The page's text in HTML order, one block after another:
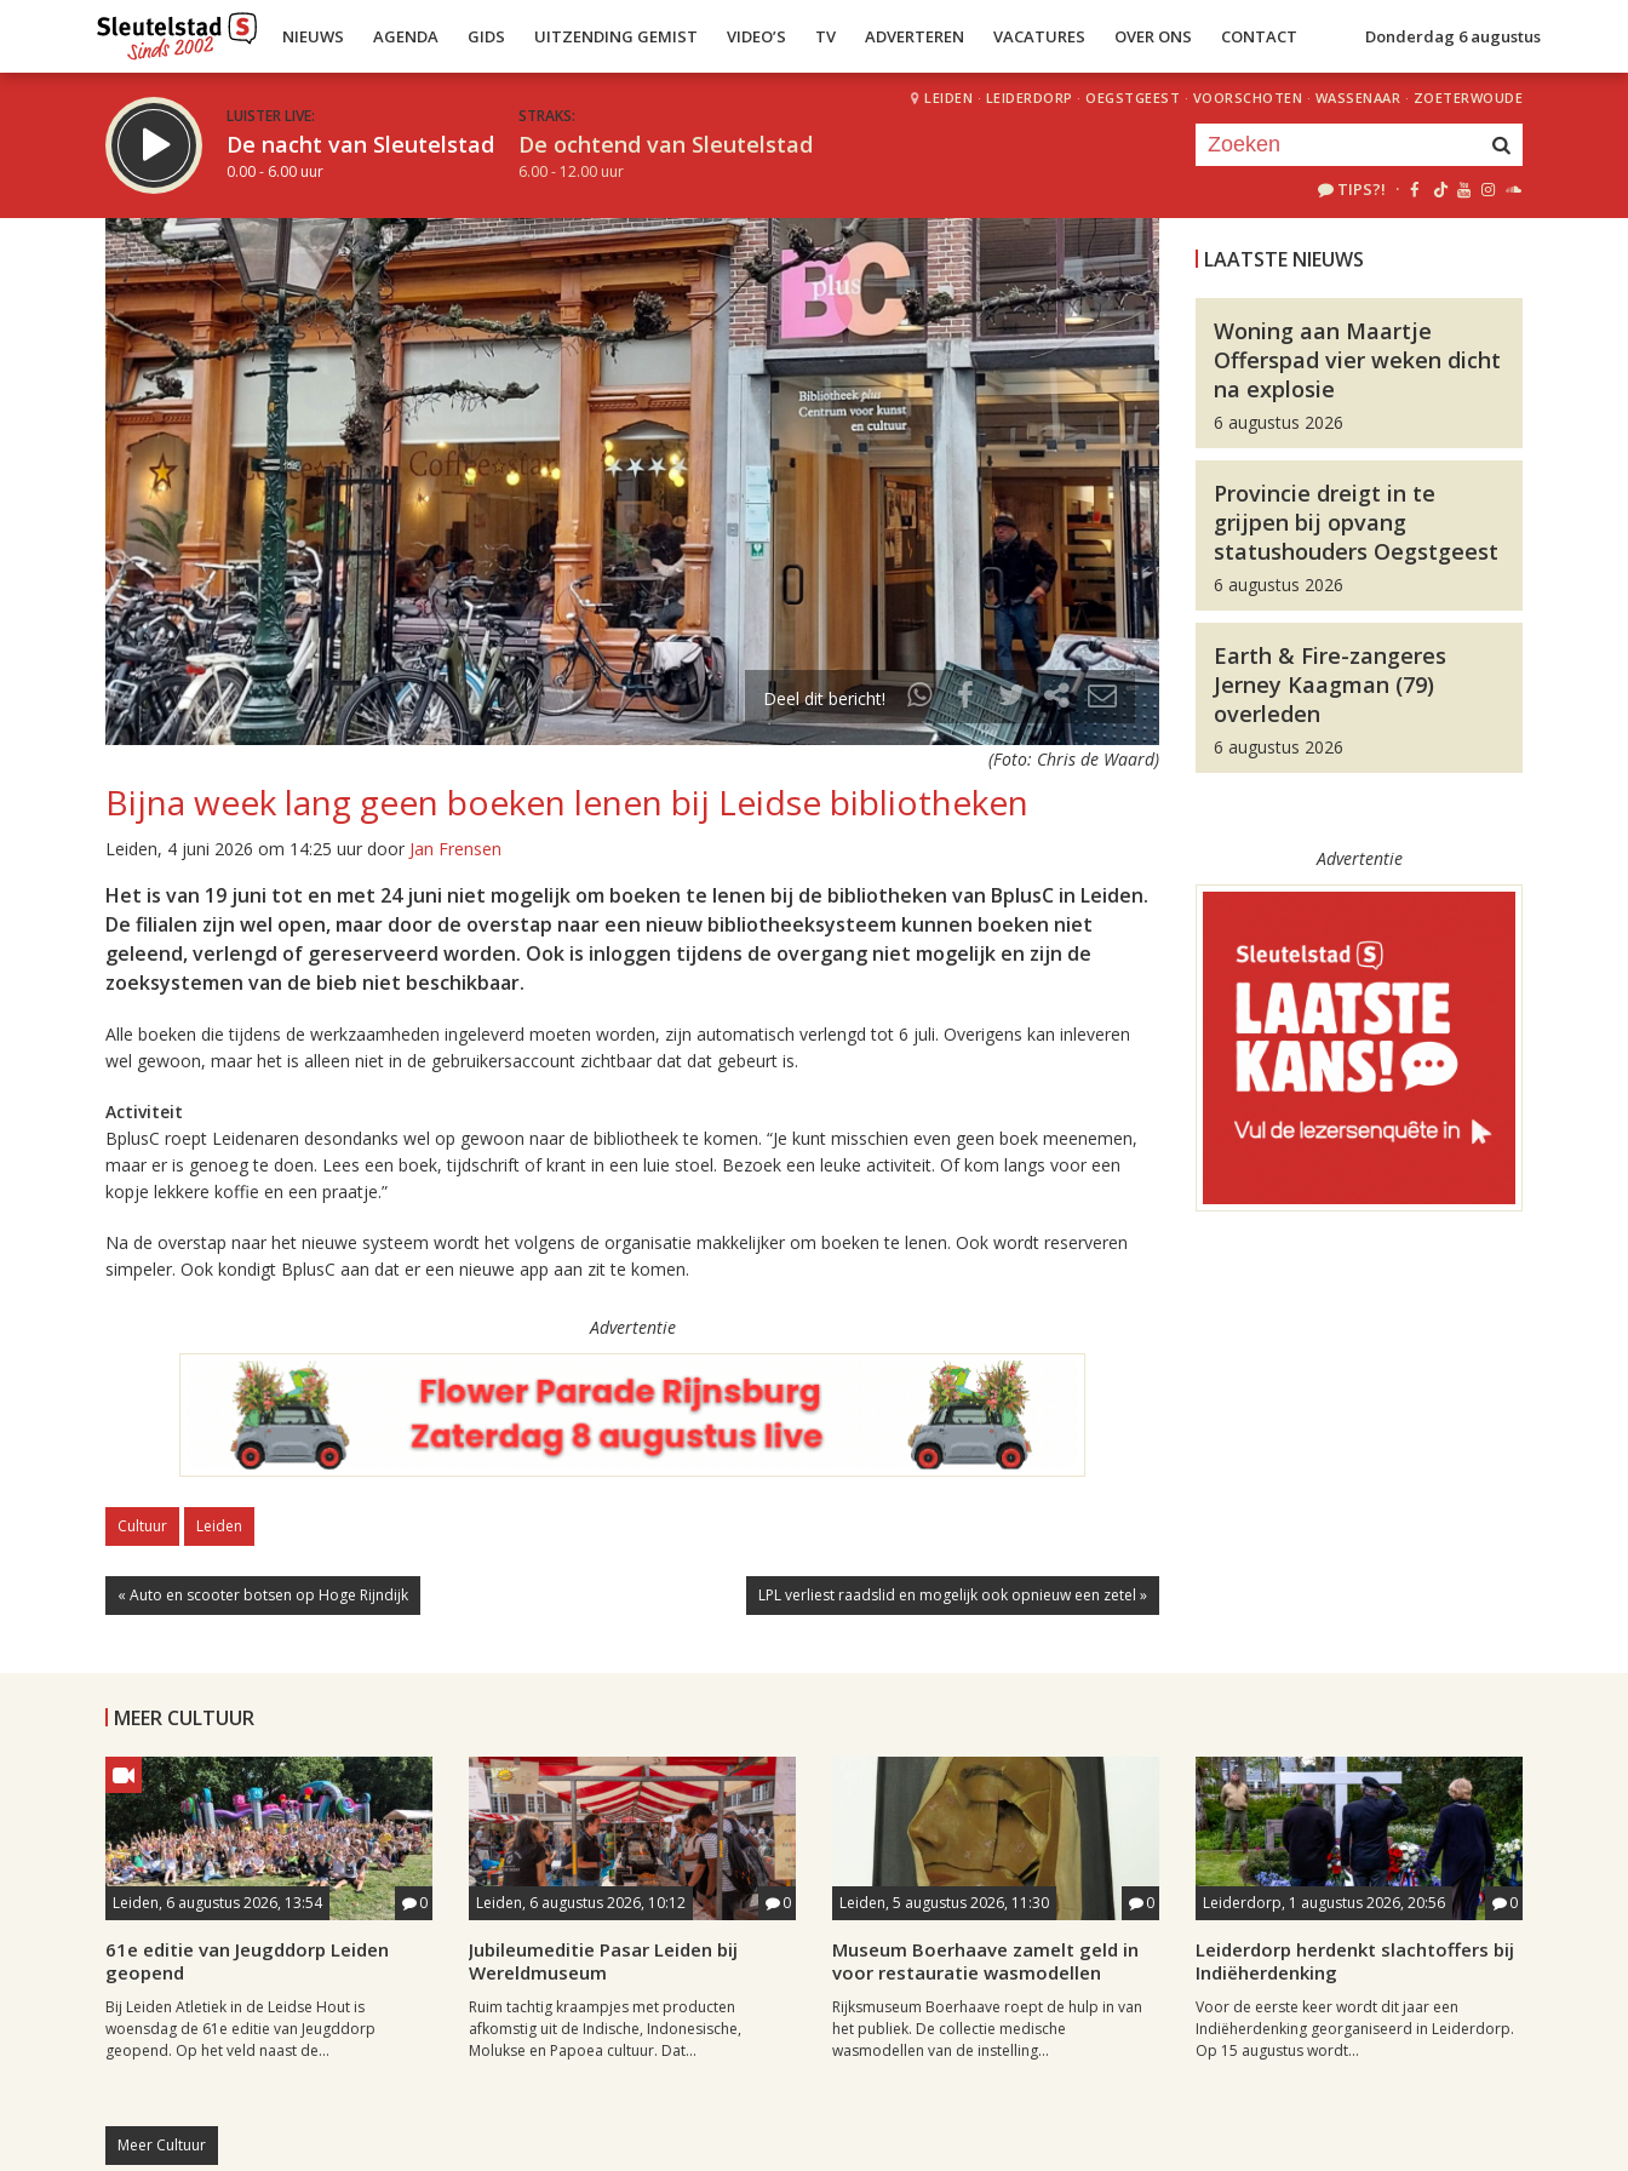
NIEUWS AGENDA GIDS UITZENDING GEMIST VIDEO’S TV ADVERTEREN VACATURES OVER ONS CONTACT Donderdag 6 augustus
LUISTER LIVE:
De nacht van Sleutelstad
0.00 - 6.00 uur
STRAKS:
De ochtend van Sleutelstad
6.00 - 12.00 uur
LEIDEN · LEIDERDORP · OEGSTGEEST · VOORSCHOTEN · WASSENAAR · ZOETERWOUDE
TIPS?! ·
Inklappen
Deel dit bericht!
(Foto: Chris de Waard)
Bijna week lang geen boeken lenen bij Leidse bibliotheken
Leiden, 4 juni 2026 om 14:25 uur door Jan Frensen
Het is van 19 juni tot en met 24 juni niet mogelijk om boeken te lenen bij de bibliotheken van BplusC in Leiden.
De filialen zijn wel open, maar door de overstap naar een nieuw bibliotheeksysteem kunnen boeken niet
geleend, verlengd of gereserveerd worden. Ook is inloggen tijdens de overgang niet mogelijk en zijn de
zoeksystemen van de bieb niet beschikbaar.
Alle boeken die tijdens de werkzaamheden ingeleverd moeten worden, zijn automatisch verlengd tot 6 juli. Overigens kan inleveren
wel gewoon, maar het is alleen niet in de gebruikersaccount zichtbaar dat dat gebeurt is.
Activiteit
BplusC roept Leidenaren desondanks wel op gewoon naar de bibliotheek te komen. “Je kunt misschien even geen boek meenemen,
maar er is genoeg te doen. Lees een boek, tijdschrift of krant in een luie stoel. Bezoek een leuke activiteit. Of kom langs voor een
kopje lekkere koffie en een praatje.”
Na de overstap naar het nieuwe systeem wordt het volgens de organisatie makkelijker om boeken te lenen. Ook wordt reserveren
simpeler. Ook kondigt BplusC aan dat er een nieuwe app aan zit te komen.
Advertentie
Cultuur Leiden
« Auto en scooter botsen op Hoge Rijndijk LPL verliest raadslid en mogelijk ook opnieuw een zetel »
LAATSTE NIEUWS
Woning aan Maartje
Offerspad vier weken dicht
na explosie
6 augustus 2026
Provincie dreigt in te
grijpen bij opvang
statushouders Oegstgeest
6 augustus 2026
Earth & Fire-zangeres
Jerney Kaagman (79)
overleden
6 augustus 2026
Advertentie
MEER CULTUUR
Leiden, 6 augustus 2026, 13:54 0
61e editie van Jeugddorp Leiden
geopend
Bij Leiden Atletiek in de Leidse Hout is
woensdag de 61e editie van Jeugddorp
geopend. Op het veld naast de...
Leiden, 6 augustus 2026, 10:12 0
Jubileumeditie Pasar Leiden bij
Wereldmuseum
Ruim tachtig kraampjes met producten
afkomstig uit de Indische, Indonesische,
Molukse en Papoea cultuur. Dat...
Leiden, 5 augustus 2026, 11:30 0
Museum Boerhaave zamelt geld in
voor restauratie wasmodellen
Rijksmuseum Boerhaave roept de hulp in van
het publiek. De collectie medische
wasmodellen van de instelling...
Leiderdorp, 1 augustus 2026, 20:56 0
Leiderdorp herdenkt slachtoffers bij
Indiëherdenking
Voor de eerste keer wordt dit jaar een
Indiëherdenking georganiseerd in Leiderdorp.
Op 15 augustus wordt...
Meer Cultuur